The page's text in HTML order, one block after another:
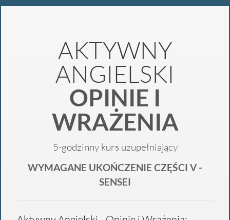
AKTYWNY
ANGIELSKI
OPINIE I
WRAŻENIA
5-godzinny kurs uzupełniający
WYMAGANE UKOŃCZENIE CZĘŚCI V -
SENSEI